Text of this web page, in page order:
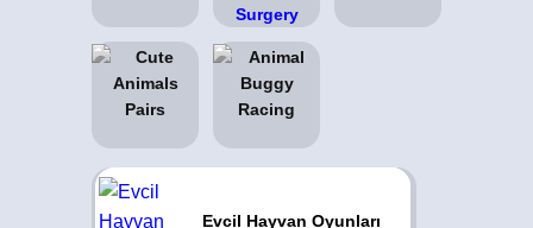
Evcil Hayvan Oyunları